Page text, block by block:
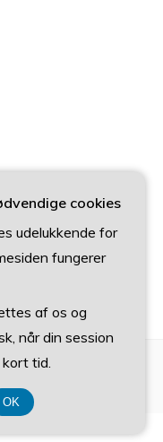
cookies
udelukkende for
fungerer
af os og
når din session
tid.
OK